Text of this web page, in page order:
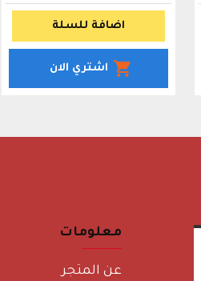
اضافة للسلة
اشتري الان
معلومات
عن المتجر